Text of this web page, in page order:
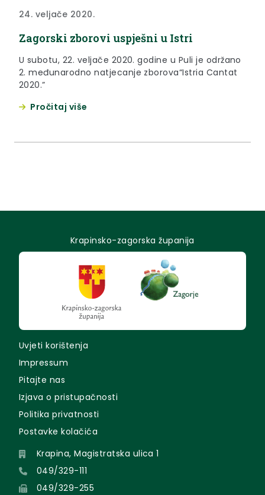
24. veljače 2020.
Zagorski zborovi uspješni u Istri
U subotu, 22. veljače 2020. godine u Puli je održano
2. međunarodno natjecanje zborova“Istria Cantat
2020.”
Pročitaj više
Krapinsko-zagorska županija
Uvjeti korištenja
Impressum
Pitajte nas
Izjava o pristupačnosti
Politika privatnosti
Postavke kolačića
Krapina, Magistratska ulica 1
049/329-111
049/329-255